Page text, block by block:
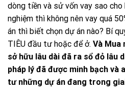
dòng tiền và sử vốn vay sao
nghiệm thì không nên vay quá
án thì biết chọn dự án nào? Bí
TIÊU đầu tư hoặc để ở. Và Mua
sở hữu lâu dài đã ra sổ đỏ lâu
pháp lý đã được minh bạch và
tư những dự án đang trong